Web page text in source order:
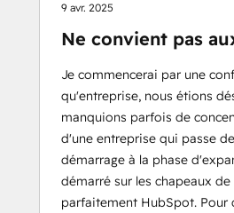
9 avr. 2025
Ne convient pas
Je commencerai par une
qu'entreprise, nous étions
manquions parfois de
d'une entreprise qui passe
démarrage à la phase
démarré sur les chapeaux
parfaitement HubSpot. Pour